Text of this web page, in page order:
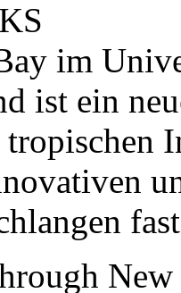
im
ist ein